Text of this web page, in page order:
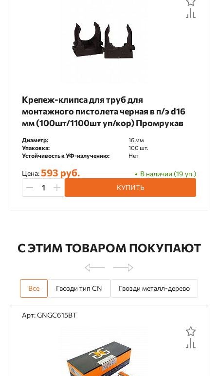
Крепеж-клипса для труб для
монтажного пистолета черная в п/э d16
мм (100шт/1100шт уп/кор) Промрукав
Диаметр:
16 мм
Упаковка:
100 шт.
Устойчивость к УФ-излучению:
Нет
Цена:593 руб.
В наличии (19 уп.)
КУПИТЬ
С ЭТИМ ТОВАРОМ ПОКУПАЮТ
Все Гвозди тип CN Гвозди металл-дерево
Арт: GNGC615BT